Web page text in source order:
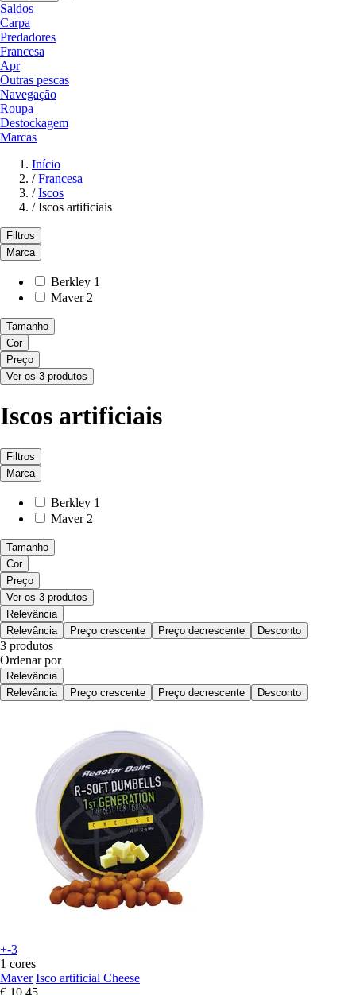
Saldos
Carpa
Predadores
Francesa
Apr
Outras pescas
Navegação
Roupa
Destockagem
Marcas
Início
/ Francesa
/ Iscos
/ Iscos artificiais
Filtros
Marca
Berkley 1
Maver 2
Tamanho
Cor
Preço
Ver os 3 produtos
Iscos artificiais
Filtros
Marca
Berkley 1
Maver 2
Tamanho
Cor
Preço
Ver os 3 produtos
Relevância
Relevância
Preço crescente Preço decrescente Desconto
3 produtos
Ordenar por
Relevância
Relevância
Preço crescente Preço decrescente Desconto
+-3
1 cores
Maver Isco artificial Cheese
€ 10,45